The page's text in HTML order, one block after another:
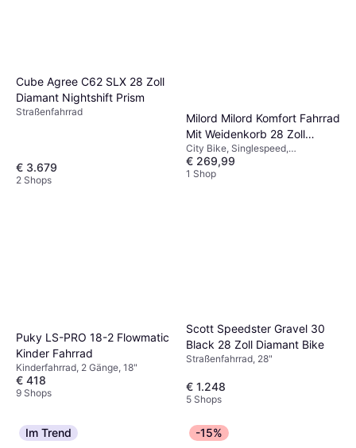
Cube Agree C62 SLX 28 Zoll
Diamant Nightshift Prism
Straßenfahrrad
€ 3.679
2 Shops
Milord Milord Komfort Fahrrad
Mit Weidenkorb 28 Zoll
Creme-Braun Damenfahrrad
City Bike, Singlespeed,
Stadtfahrrad, 28"
€ 269,99
1 Shop
Puky LS-PRO 18-2 Flowmatic
Kinder Fahrrad
Kinderfahrrad, 2 Gänge, 18"
€ 418
9 Shops
Scott Speedster Gravel 30
Black 28 Zoll Diamant Bike
Straßenfahrrad, 28"
€ 1.248
5 Shops
Im Trend -15%